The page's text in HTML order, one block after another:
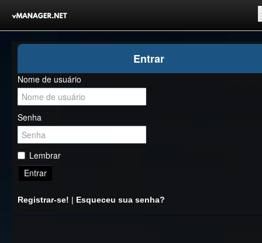
Competições
Comunidade
Notícias
Clubes Livres
Entrar
Nome de usuário
Senha
Lembrar
Entrar
Registrar-se! | Esqueceu sua senha?